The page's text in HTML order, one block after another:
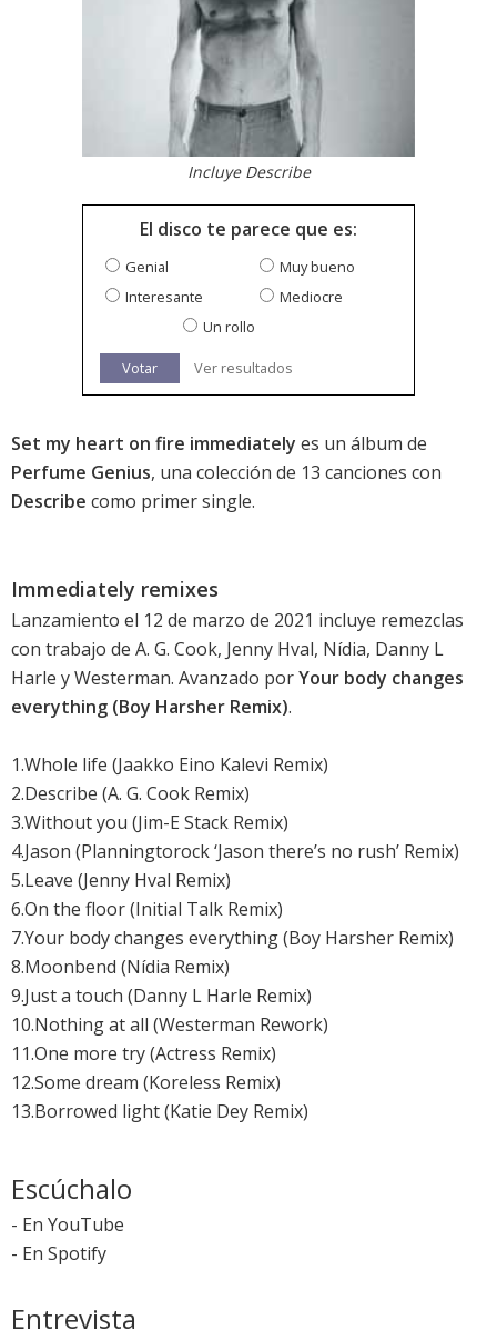
Incluye Describe
El disco te parece que es:
Genial
Muy bueno
Interesante
Mediocre
Un rollo
Votar Ver resultados
Set my heart on fire immediately es un álbum de
Perfume Genius, una colección de 13 canciones con
Describe como primer single.
Immediately remixes
Lanzamiento el 12 de marzo de 2021 incluye remezclas
con trabajo de A. G. Cook, Jenny Hval, Nídia, Danny L
Harle y Westerman. Avanzado porYour body changes
everything (Boy Harsher Remix).
1.Whole life (Jaakko Eino Kalevi Remix)
2.Describe (A. G. Cook Remix)
3.Without you (Jim-E Stack Remix)
4.Jason (Planningtorock ‘Jason there’s no rush’ Remix)
5.Leave (Jenny Hval Remix)
6.On the floor (Initial Talk Remix)
7.Your body changes everything (Boy Harsher Remix)
8.Moonbend (Nídia Remix)
9.Just a touch (Danny L Harle Remix)
10.Nothing at all (Westerman Rework)
11.One more try (Actress Remix)
12.Some dream (Koreless Remix)
13.Borrowed light (Katie Dey Remix)
Escúchalo
- En YouTube
- En Spotify
Entrevista